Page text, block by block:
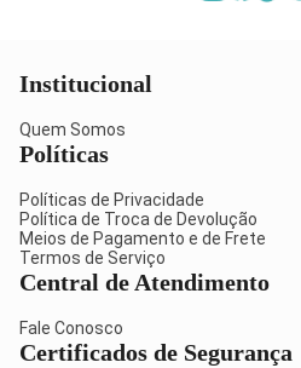
Institucional
Quem Somos
Políticas
Políticas de Privacidade
Política de Troca de Devolução
Meios de Pagamento e de Frete
Termos de Serviço
Central de Atendimento
Fale Conosco
Certificados de Segurança